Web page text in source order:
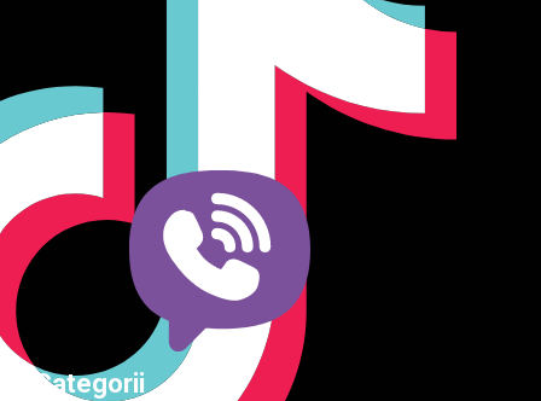
Producător și importator de mobilier în Chișinău. Descoperă
dormitor și grădină. Calitate, funcționalitate și design
modern pentru orice spațiu.Îți punem la dispoziție soluții
complete de amenajare direct de la producător, cu garanție
extinsă și consultanță gratuită pentru proiectul tău
Categorii